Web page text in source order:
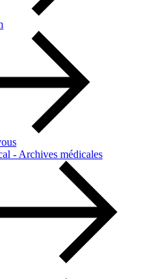
- Archives médicales